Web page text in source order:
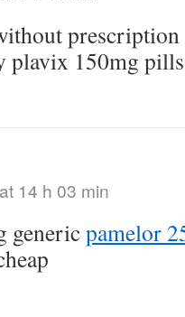
prescription
plavix 150mg pills
14 h 03 min
genericpamelor